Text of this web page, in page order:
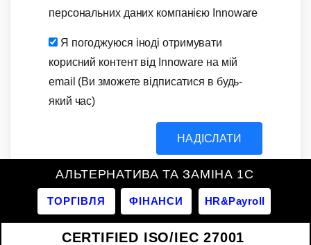
персональних даних компанією Innoware
Я погоджуюся іноді отримувати
корисний контент від Innoware на мій
email (Ви зможете відписатися в будь-
який час)
НАДІСЛАТИ
ТОРГІВЛЯ ФІНАНСИ HR&Payroll
АЛЬТЕРНАТИВА ТА ЗАМІНА 1С
CERTIFIED ISO/IEC 27001